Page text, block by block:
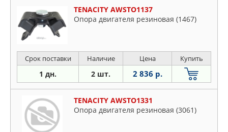
TENACITY AWSTO1137
Опора двигателя резиновая (1467)
Срок поставки Наличие Цена Купить
1 дн. 2 шт. 2 836 р.
TENACITY AWSTO1331
Опора двигателя резиновая (3061)